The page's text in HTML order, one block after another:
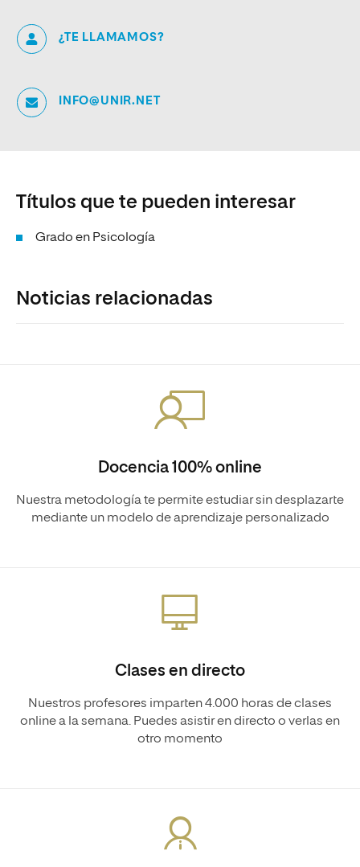
¿TE LLAMAMOS?
INFO@UNIR.NET
Títulos que te pueden interesar
Grado en Psicología
Noticias relacionadas
Docencia 100% online
Nuestra metodología te permite estudiar sin desplazarte
mediante un modelo de aprendizaje personalizado
Clases en directo
Nuestros profesores imparten 4.000 horas de clases
online a la semana. Puedes asistir en directo o verlas en
otro momento